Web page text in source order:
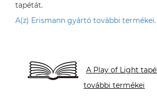
tapétát.
A(z) Erismann gyártó további termékei.
A Play of Light
további termékei